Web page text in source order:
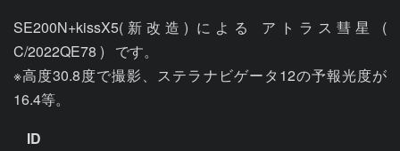
SE200N+kissX5(新改造) による アトラス彗星 (
C/2022QE78 )   です。
※高度30.8度で撮影、ステラナビゲータ12の予報光度が
16.4等。
ID